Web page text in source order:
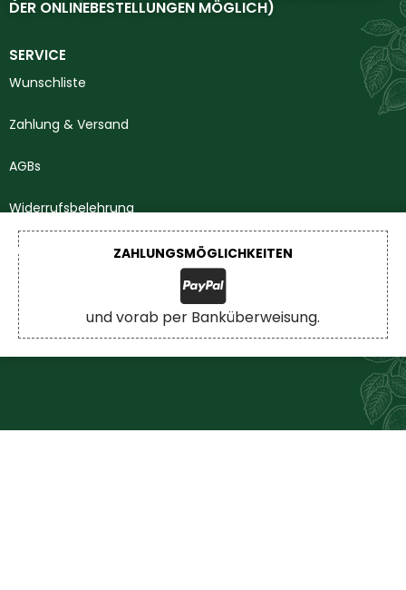
DER ONLINEBESTELLUNGEN MÖGLICH)
SERVICE
Wunschliste
Zahlung & Versand
AGBs
Widerrufsbelehrung
Impressum
Datenschutzerklärung
ZAHLUNGSMÖGLICHKEITEN
und vorab per Banküberweisung.